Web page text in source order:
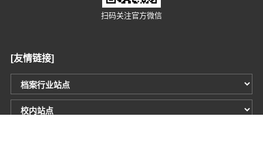
扫码关注官方微信
[友情链接]